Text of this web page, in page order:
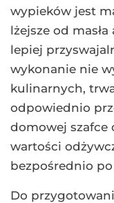
wypieków jest
lżejsze od
lepiej
wykonanie nie
kulinarnych,
odpowiednio
domowej szafce
wartości
bezpośrednio
Do